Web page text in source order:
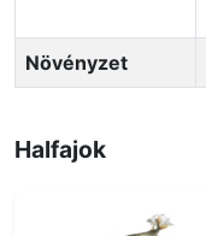
Növényzet
Halfajok